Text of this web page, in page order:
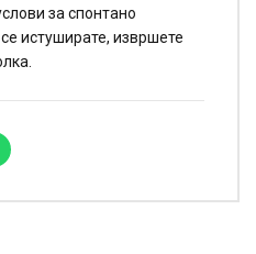
за спонтано
истуширате, извршете